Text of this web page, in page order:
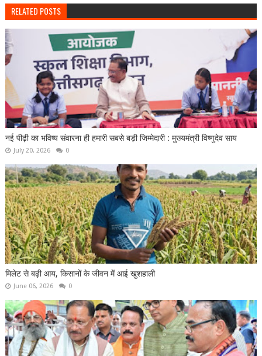
RELATED POSTS
नई पीढ़ी का भविष्य संवारना ही हमारी सबसे बड़ी जिम्मेदारी : मुख्यमंत्री विष्णुदेव साय
July 20, 2026 0
मिलेट से बढ़ी आय, किसानों के जीवन में आई खुशहाली
June 06, 2026 0